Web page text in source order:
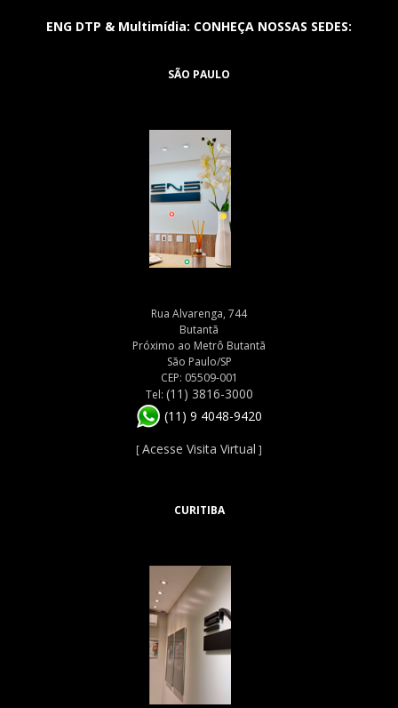
ENG DTP & Multimídia: CONHEÇA NOSSAS SEDES:
SÃO PAULO
Rua Alvarenga, 744
Butantã
Próximo ao Metrô Butantã
São Paulo/SP
CEP: 05509-001
Tel: (11) 3816-3000
(11) 9 4048-9420
[Acesse Visita Virtual ]
CURITIBA